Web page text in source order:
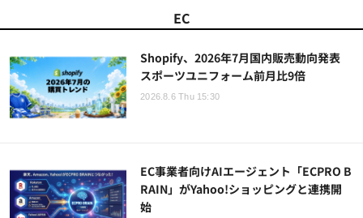
EC
Shopify、2026年7月国内販売動向発表
スポーツユニフォーム前月比9倍
2026.8.6 Thu 15:30
EC事業者向けAIエージェント「ECPRO B
RAIN」がYahoo!ショッピングと連携開
始